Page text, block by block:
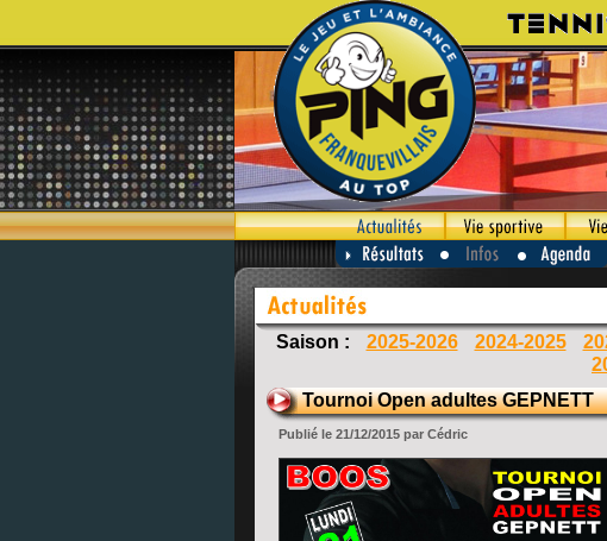
Saison : 2025-2026 2024-2025
Tournoi Open adultes GEPNETT
Publié le 21/12/2015 par Cédric